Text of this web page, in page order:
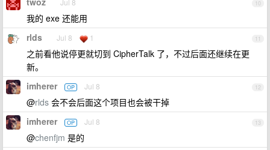
10
Jul 8
我的 exe 还能用
11
rlds Jul 8 1
之前看他说停更就切到 CipherTalk 了，不过后面还继续在更
新。
12
imherer OP Jul 8
@rlds 会不会后面这个项目也会被干掉
13
imherer OP Jul 8
@chenfjm 是的